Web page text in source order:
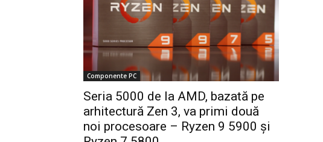
Componente PC
Seria 5000 de la AMD, bazată pe
arhitectură Zen 3, va primi două
noi procesoare – Ryzen 9 5900 și